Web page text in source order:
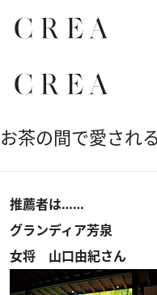
お茶の間で愛され
推薦者は……
グランディア芳泉
女将 山口由紀さん